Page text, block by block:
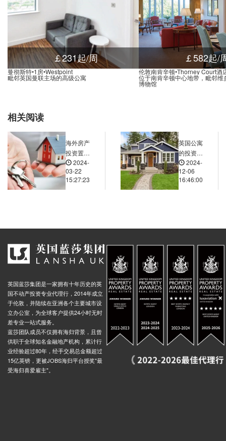
Stop SV, Brookmill Road, 伦敦, SE8 4, 英国
550.43米
Stop C, Parkside Square, 伦敦, SE10 8, 英国
557.40米
Road, 92 Shell Road, 伦敦, SE13 7DF, 英国
561.16米
161 Brookbank Road, 伦敦, SE13 7DA, 英国
620.79米
69 Shell Road, 伦敦, SE13 7DF, 英国
￡231起/周
曼彻斯特•1房•Westpoint
毗邻英国曼联主场的高级公寓
￡582起/
伦敦南肯辛顿•Thorney Court酒
位于南肯辛顿中心地带，毗邻维
博物馆
相关阅读
海外房产
投资置
业：海外
市场的吸
引力与挑
2024-
03-22
15:27:23
英国公寓
的投资门
槛相较于
其他房产
类型是高
2024-
12-06
16:46:00
英国蓝莎集团是一家拥有十年历史的英
国不动产投资专业代理行，2014年成立
于伦敦，并陆续在亚洲各个主要城市设
立办公室，为全球客户提供24小时无时
差专业一站式服务。
蓝莎团队成员不仅拥有海归背景，且曾
供职于全球知名金融地产机构，累计行
业经验超过80年，经手交易总金额超过
15亿英镑，更被JOBS海归平台授奖"最
受海归喜爱雇主"。